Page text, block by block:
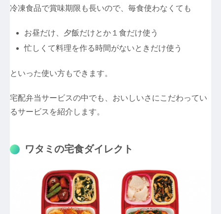
冷凍食品で賞味期限も長いので、毎食使わなくても
お昼だけ、夕飯だけとか１食だけ使う
忙しくて料理を作る時間がないときだけ使う
といった使い方もできます。
宅配弁当サービスの中でも、おいしいさにこだわってい
るサービスを紹介します。
ワタミの宅食ダイレクト